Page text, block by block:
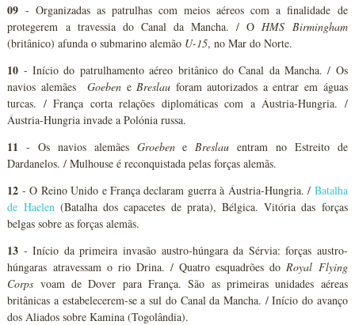
09 - Organizadas as patrulhas com meios aéreos com a finalidade de
protegerem a travessia do Canal da Mancha. / O HMS Birmingham
(britânico) afunda o submarino alemão U-15, no Mar do Norte.
10 - Início do patrulhamento aéreo britânico do Canal da Mancha. / Os
navios alemãesGoeben e Breslau foram autorizados a entrar em águas
turcas. / França corta relações diplomáticas com a Áustria-Hungria. /
Áustria-Hungria invade a Polónia russa.
11 - Os navios alemães Groebene Breslau entram no Estreito de
Dardanelos. / Mulhouse é reconquistada pelas forças alemãs.
12 - O Reino Unido e França declaram guerra à Áustria-Hungria. / Batalha
de Haelen (Batalha dos capacetes de prata), Bélgica. Vitória das forças
belgas sobre as forças alemãs.
13 - Início da primeira invasão austro-húngara da Sérvia: forças austro-
húngaras atravessam o rio Drina. / Quatro esquadrões do Royal Flying
Corps voam de Dover para França. São as primeiras unidades aéreas
britânicas a estabelecerem-se a sul do Canal da Mancha. / Início do avanço
dos Aliados sobre Kamina (Togolândia).